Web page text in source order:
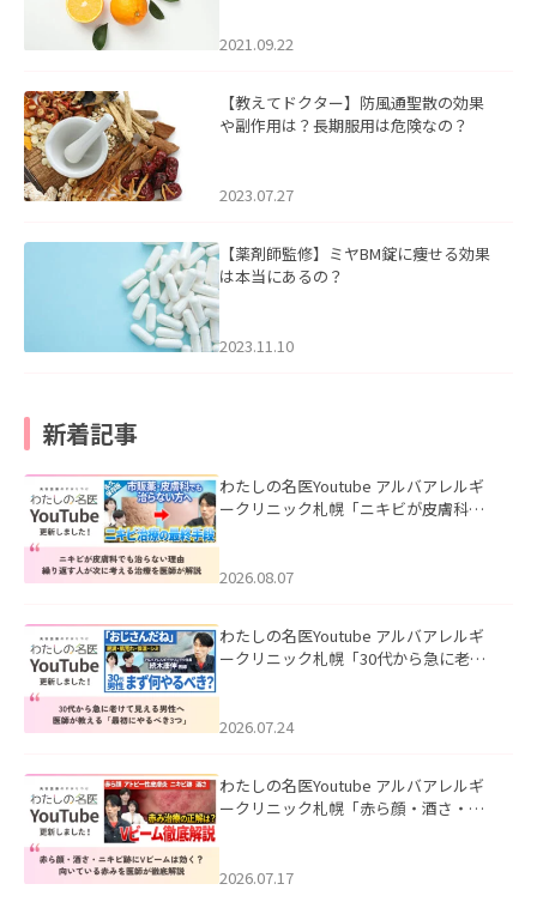
2021.09.22
【教えてドクター】防風通聖散の効果
や副作用は？長期服用は危険なの？
2023.07.27
【薬剤師監修】ミヤBM錠に痩せる効果
は本当にあるの？
2023.11.10
新着記事
わたしの名医Youtube アルバアレルギ
ークリニック札幌「ニキビが皮膚科で
ました。
2026.08.07
わたしの名医Youtube アルバアレルギ
ークリニック札幌「30代から急に老け
た。
2026.07.24
わたしの名医Youtube アルバアレルギ
ークリニック札幌「赤ら顔・酒さ・ニ
した。
2026.07.17